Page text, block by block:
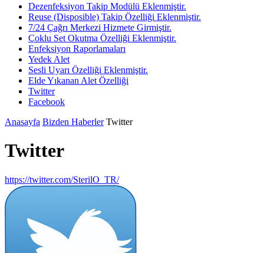
Dezenfeksiyon Takip Modülü Eklenmiştir.
Reuse (Disposible) Takip Özelliği Eklenmiştir.
7/24 Çağrı Merkezi Hizmete Girmiştir.
Çoklu Set Okutma Özelliği Eklenmiştir.
Enfeksiyon Raporlamaları
Yedek Alet
Sesli Uyarı Özelliği Eklenmiştir.
Elde Yıkanan Alet Özelliği
Twitter
Facebook
Anasayfa Bizden Haberler Twitter
Twitter
https://twitter.com/SterilO_TR/